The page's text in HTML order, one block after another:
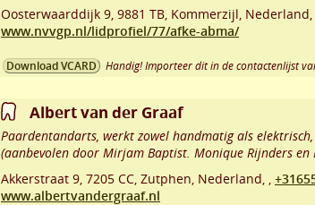
Oosterwaarddijk 9 9881 TB Kommerzijl Nederland,
www.nvvgp.nl/lidprofiel/77/afke-abma/
Download VCARD Handig! Importeer dit in de contactenlijst
Albert van der Graaf
Paardentandarts, werkt zowel handmatig als elektrisch,
(aanbevolen door Mirjam Baptist. Monique Rijnders en
Akkerstraat 9 7205 CC Zutphen Nederland,
www.albertvandergraaf.nl